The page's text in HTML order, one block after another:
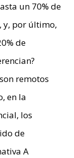
un 70% de
y, por último,
de
remotos
en la
los
de
A